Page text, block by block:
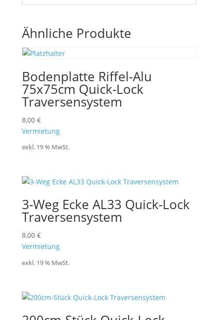
Ähnliche Produkte
Bodenplatte Riffel-Alu
75x75cm Quick-Lock
Traversensystem
8,00 €
Vermietung
exkl. 19 % MwSt.
3-Weg Ecke AL33 Quick-Lock
Traversensystem
8,00 €
Vermietung
exkl. 19 % MwSt.